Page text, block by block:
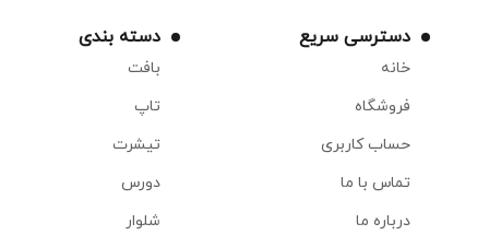
دسترسی سریع
خانه
فروشگاه
حساب کاربری
تماس با ما
درباره ما
دسته بندی
بافت
تاپ
تیشرت
دورس
شلوار